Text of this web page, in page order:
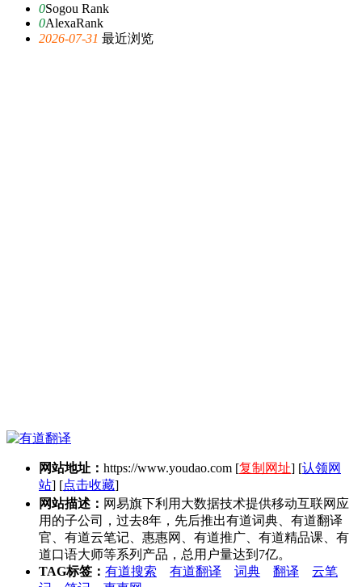
0Sogou Rank
0AlexaRank
2026-07-31 最近浏览
网站地址： https://www.youdao.com [复制网址] [认领网
站] [点击收藏]
网站描述： 网易旗下利用大数据技术提供移动互联网应
用的子公司，过去8年，先后推出有道词典、有道翻译
官、有道云笔记、惠惠网、有道推广、有道精品课、有
道口语大师等系列产品，总用户量达到7亿。
TAG标签： 有道搜索 有道翻译 词典 翻译
云笔